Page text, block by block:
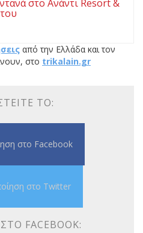
στο Ανάντι Resort &
από την Ελλάδα και τον
στο trikalain.gr
ΤΟ:
στο Facebook
στο Twitter
FACEBOOK: